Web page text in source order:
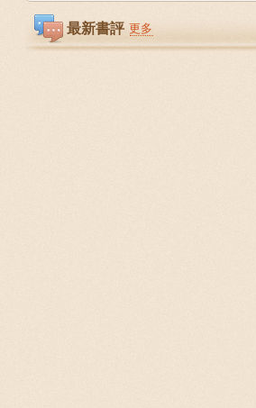
最新書評 更多